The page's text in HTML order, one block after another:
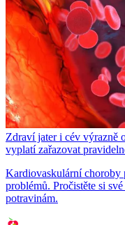
Zdraví jater i cév výrazně
vyplatí zařazovat
Kardiovaskulární choroby
problémů. Pročistěte si
potravinám.